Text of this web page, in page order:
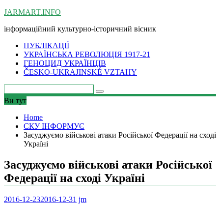
Skip
content
JARMART.INFO
інформаційний культурно-історичний вісник
ПУБЛІКАЦІЇ
УКРАЇНСЬКА РЕВОЛЮЦІЯ 1917-21
ГЕНОЦИД УКРАЇНЦІВ
ČESKO-UKRAJINSKÉ VZTAHY
Ви тут
Home
СКУ ІНФОРМУЄ
Засуджуємо військові атаки Російської Федерації на сході
Україні
Засуджуємо військові атаки Російської
Федерації на сході Україні
2016-12-232016-12-31 jm